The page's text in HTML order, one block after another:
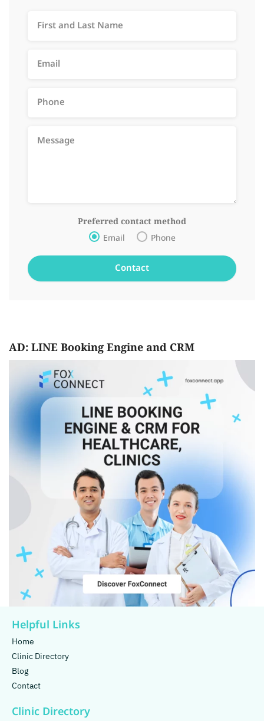
Preferred contact method
Email Phone
AD: LINE Booking Engine and CRM
Helpful Links
Home
Clinic Directory
Blog
Contact
Clinic Directory